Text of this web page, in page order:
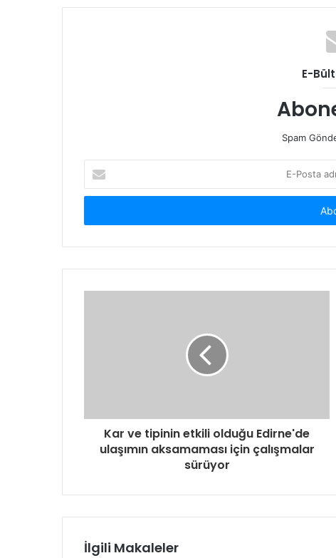
E-
Spam
Posta
adresinizi
Kar ve tipinin etkili olduğu Edirne'de
ulaşımın aksamaması için çalışmalar
sürüyor
İlgili Makaleler